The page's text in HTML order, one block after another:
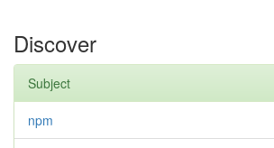
Discover
Subject
npm